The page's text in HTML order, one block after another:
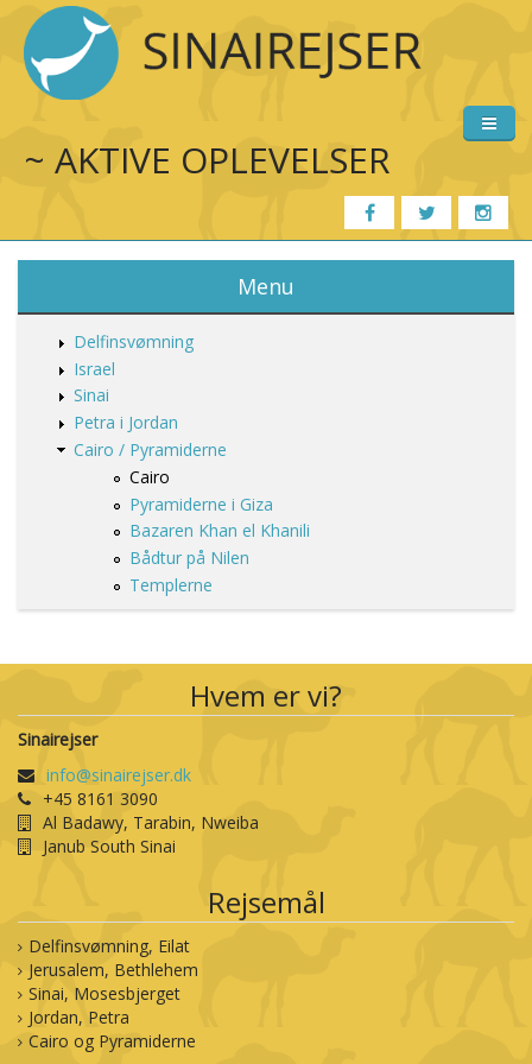
Gå til hovedindhold
~ AKTIVE OPLEVELSER
Forside
Rejsemål
Program 2023
Om Sinairejser
Nyhedsbrev
Menu
Delfinsvømning
Israel
Sinai
Petra i Jordan
Cairo / Pyramiderne
Cairo
Pyramiderne i Giza
Bazaren Khan el Khanili
Bådtur på Nilen
Templerne
Hvem er vi?
Sinairejser
info@sinairejser.dk
+45 8161 3090
Al Badawy, Tarabin, Nweiba
Janub South Sinai
Rejsemål
Delfinsvømning, Eilat
Jerusalem, Bethlehem
Sinai, Mosesbjerget
Jordan, Petra
Cairo og Pyramiderne